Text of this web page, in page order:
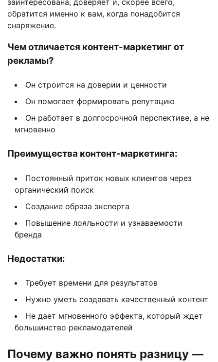
заинтересована, доверяет и, скорее всего,
обратится именно к вам, когда понадобится
снаряжение.
Чем отличается контент-маркетинг от
рекламы?
Он строится на доверии и ценности
Он помогает формировать репутацию
Он работает в долгосрочной перспективе, а не
мгновенно
Преимущества контент-маркетинга:
Постоянный приток новых клиентов через
органический поиск
Создание образа эксперта
Повышение лояльности и узнаваемости
бренда
Недостатки:
Требует времени для результатов
Нужно уметь создавать качественный контент
Не дает мгновенного эффекта, который ждет
большинство рекламодателей
Почему важно понять разницу —